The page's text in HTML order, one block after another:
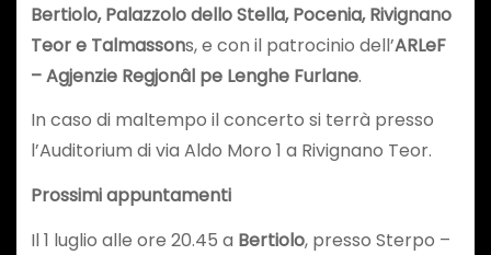
Bertiolo, Palazzolo dello Stella, Pocenia, Rivignano
Teor e Talmassons, e con il patrocinio dell’ARLeF
– Agjenzie Regjonâl pe Lenghe Furlane.
In caso di maltempo il concerto si terrà presso
l’Auditorium di via Aldo Moro 1 a Rivignano Teor.
Prossimi appuntamenti
Il 1 luglio alle ore 20.45 a Bertiolo, presso Sterpo –